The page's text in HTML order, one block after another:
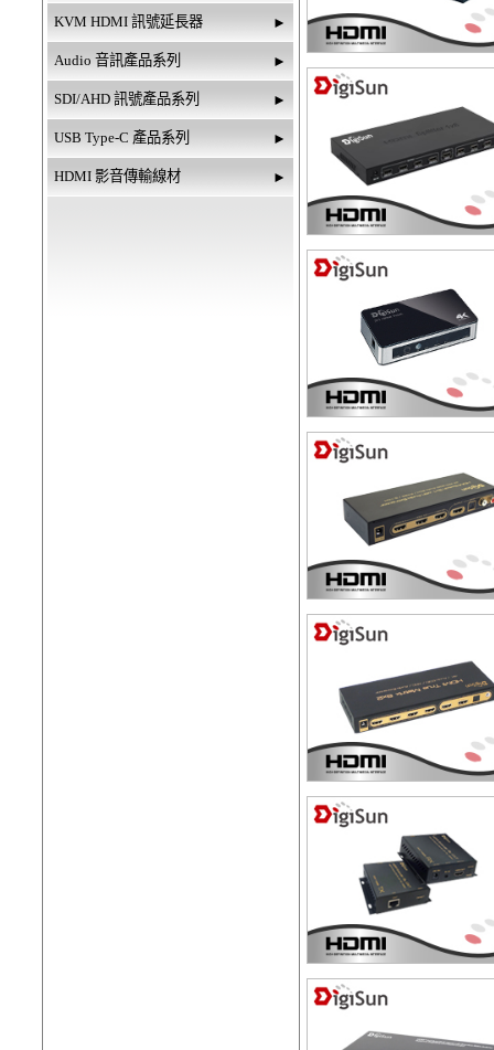
KVM HDMI 訊號延長器 ►
Audio 音訊產品系列 ►
SDI/AHD 訊號產品系列 ►
USB Type-C 產品系列 ►
HDMI 影音傳輸線材 ►